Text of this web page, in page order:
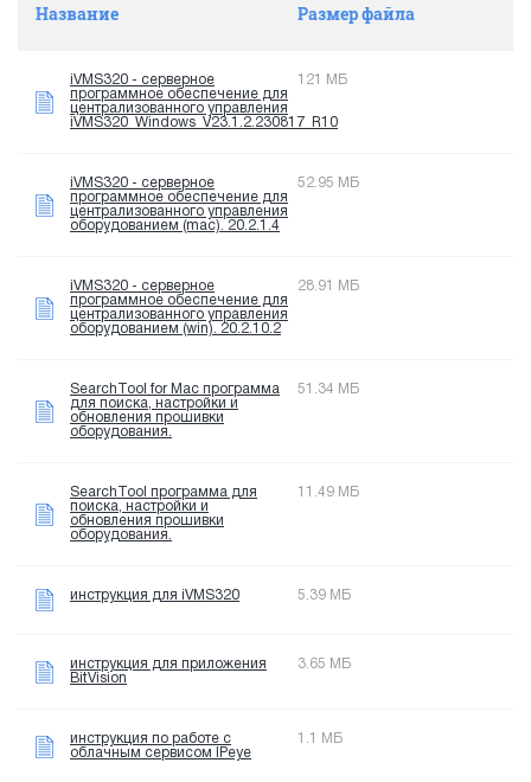
Название Размер файла
iVMS320 - серверное
программное обеспечение для
централизованного управления
iVMS320_Windows_V23.1.2.230817_R10
121 МБ
iVMS320 - серверное
программное обеспечение для
централизованного управления
оборудованием (mac). 20.2.1.4
52.95 МБ
iVMS320 - серверное
программное обеспечение для
централизованного управления
оборудованием (win). 20.2.10.2
28.91 МБ
SearchTool for Mac программа
для поиска, настройки и
обновления прошивки
оборудования.
51.34 МБ
SearchTool программа для
поиска, настройки и
обновления прошивки
оборудования.
11.49 МБ
инструкция для iVMS320 5.39 МБ
инструкция для приложения
BitVision
3.65 МБ
инструкция по работе с
облачным сервисом IPeye
1.1 МБ